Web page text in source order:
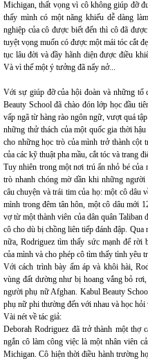
Michigan, thất vọng vì cô không giúp đỡ
thấy mình có một năng khiếu dễ dàng
nghiệp của cô được biết đến thì cô đã
tuyệt vọng muốn có được một mái tóc cắt
tục lâu đời và đầy hãnh diện được điều
Và vì thế một ý tưởng đã nẩy nở...
Với sự giúp đỡ của hội đoàn và những tổ
Beauty School đã chào đón lớp học đầu
vấp ngã từ hàng rào ngôn ngữ, vượt quá
những thử thách của một quốc gia thời
cho những học trò của mình trở thành cột
của các kỹ thuật pha mầu, cắt tóc và trang
Tuy nhiên trong một nơi trú ẩn nhỏ bé
trò nhanh chóng mờ dần khi những
câu chuyện và trái tim của họ: một cô dâu
mình trong đêm tân hôn, một cô dâu mới
vợ từ một thành viên của dân quân Taliban
cô cho dù bị chồng liên tiếp đánh đập. Qua
nữa, Rodriguez tìm thấy sức mạnh để rời
của mình và cho phép cô tìm thấy tình yêu
Với cách trình bày ấm áp và khôi hài,
vùng đất dường như bị hoang vắng bỏ
người phụ nữ Afghan. Kabul Beauty
phụ nữ phi thường đến với nhau và học hỏi
Vài nét về tác giả:
Deborah Rodriguez đã trở thành một
ngắn cô làm công việc là một nhân viên
Michigan. Cô hiện thời điều hành trường